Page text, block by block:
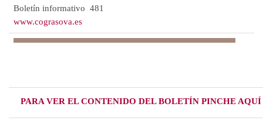
Boletín informativo 481
www.cograsova.es
PARA VER EL CONTENIDO DEL BOLETÍN PINCHE AQUÍ